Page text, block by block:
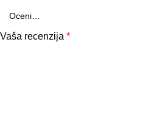
Vaša recenzija *